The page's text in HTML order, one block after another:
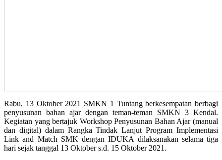
Rabu, 13 Oktober 2021 SMKN 1 Tuntang berkesempatan berbagi
penyusunan bahan ajar dengan teman-teman SMKN 3 Kendal.
Kegiatan yang bertajuk Workshop Penyusunan Bahan Ajar (manual
dan digital) dalam Rangka Tindak Lanjut Program Implementasi
Link and Match SMK dengan IDUKA dilaksanakan selama tiga
hari sejak tanggal 13 Oktober s.d. 15 Oktober 2021.